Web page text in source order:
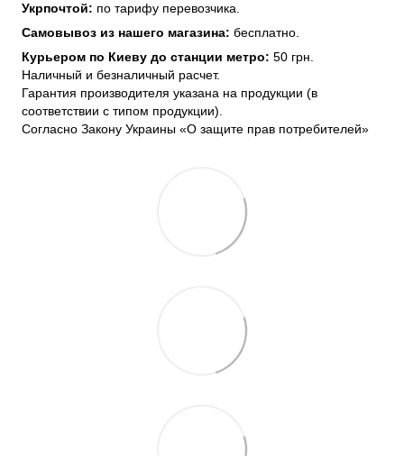
Укрпочтой: по тарифу перевозчика.
Самовывоз из нашего магазина: бесплатно.
Курьером по Киеву до станции метро: 50 грн.
Наличный и безналичный расчет.
Гарантия производителя указана на продукции (в
соответствии с типом продукции).
Согласно Закону Украины «О защите прав потребителей»